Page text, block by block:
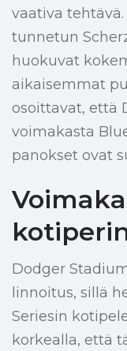
vaativa
tunnetun
huokuvat
aikaisemmat
osoittavat, että
voimakasta
panokset ovat
Dodger
linnoitus, sillä
Seriesin
korkealla, että